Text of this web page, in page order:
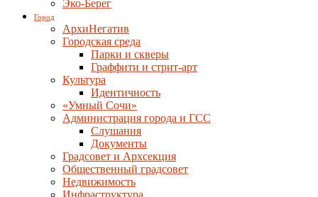
Эко-Берег
Город
АрхиНегатив
Городская среда
Парки и скверы
Граффити и стрит-арт
Культура
Идентичность
«Умный Сочи»
Администрация города и ГСС
Слушания
Документы
Градсовет и Архсекция
Общественный градсовет
Недвижимость
Инфраструктура